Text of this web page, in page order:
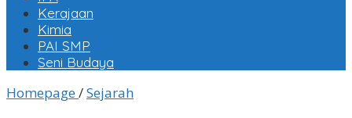
Kerajaan
Kimia
PAI SMP
Seni Budaya
Homepage/SejarahPengertian